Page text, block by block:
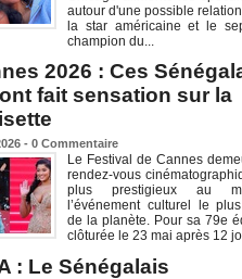
autour d'une possible
la star américaine et le
champion du...
2026 : Ces
fait sensation sur la
- 0 Commentaire
Le Festival de Cannes
rendez-vous
plus prestigieux au
l’événement culturel le
de la planète. Pour sa 79e
clôturée le 23 mai après 12
: Le Sénégalais